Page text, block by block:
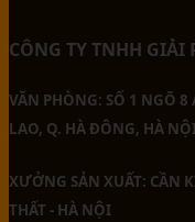
CÔNG TY TNHH GIẢI
VĂN PHÒNG: SỐ 1 NGÕ 8
LAO, Q. HÀ ĐÔNG, HÀ
XƯỞNG SẢN XUẤT: CẦN
THẤT - HÀ NỘI